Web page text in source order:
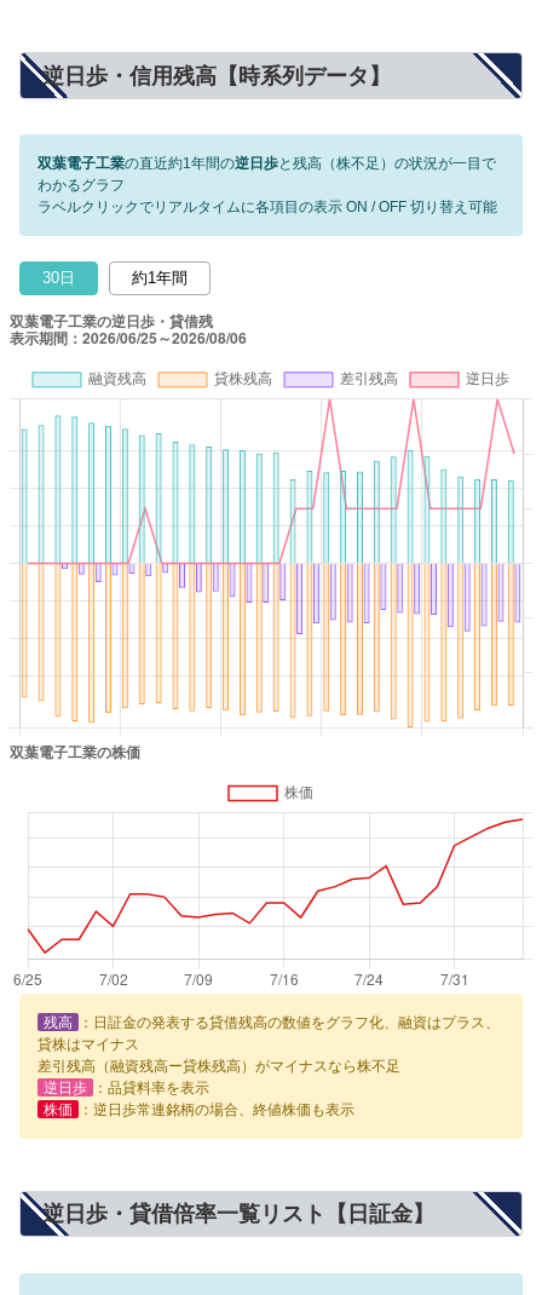
逆日歩・信用残高【時系列データ】
双葉電子工業の直近約1年間の逆日歩と残高（株不足）の状況が一目で
わかるグラフ
ラベルクリックでリアルタイムに各項目の表示 ON / OFF 切り替え可能
30日 約1年間
残高
：日証金の発表する貸借残高の数値をグラフ化、融資はプラス、
貸株はマイナス
差引残高（融資残高ー貸株残高）がマイナスなら株不足
逆日歩
：品貸料率を表示
株価
：逆日歩常連銘柄の場合、終値株価も表示
逆日歩・貸借倍率一覧リスト【日証金】